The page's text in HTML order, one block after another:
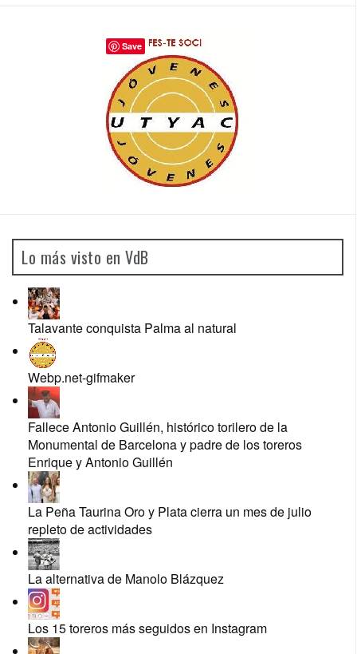
Lo más visto en VdB
Talavante conquista Palma al natural
Webp.net-gifmaker
Fallece Antonio Guillén, histórico torilero de la
Monumental de Barcelona y padre de los toreros
Enrique y Antonio Guillén
La Peña Taurina Oro y Plata cierra un mes de julio
repleto de actividades
La alternativa de Manolo Blázquez
Los 15 toreros más seguidos en Instagram
Save